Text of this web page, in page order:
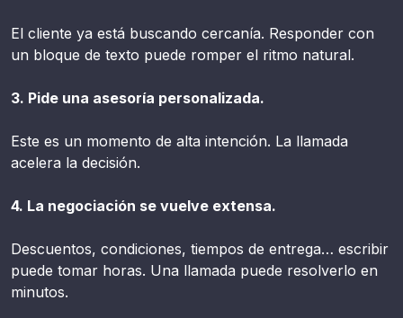
El cliente ya está buscando cercanía. Responder con
un bloque de texto puede romper el ritmo natural.
3. Pide una asesoría personalizada.
Este es un momento de alta intención. La llamada
acelera la decisión.
4. La negociación se vuelve extensa.
Descuentos, condiciones, tiempos de entrega… escribir
puede tomar horas. Una llamada puede resolverlo en
minutos.